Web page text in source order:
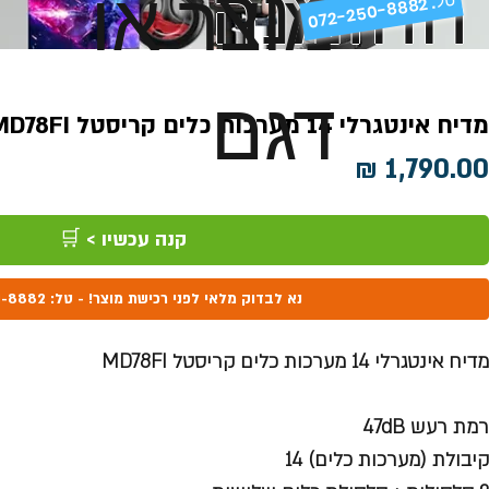
מוצר או
דגםמדיח אינטגרלי 14 מערכות כלים קריסטל MD78FI
מחיר
קנה עכשיו > 🛒
נא לבדוק מלאי לפני רכישת מוצר! - טל: 072-250-8882
מדיח אינטגרלי 14 מערכות כלים קריסטל MD78FI
רמת רעש 47dB
קיבולת (מערכות כלים) 14
072-250-8882 .